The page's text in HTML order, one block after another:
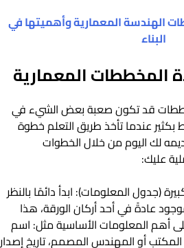
الهندسة المعمارية وأهميتها في
البناء
المخططات المعمارية
قد تكون صعبة بعض الشيء في
بكثير عندما تأخذ طريق التعلم خطوة
لك اليوم من خلال الخطوات
عليك:
(جدول المعلومات): ابدأ دائمًا بالنظر
عادةً في أحد أركان الورقة، هذا
أهم المعلومات الأساسية مثل: اسم
أو المهندس المصمم، تاريخ إصدار